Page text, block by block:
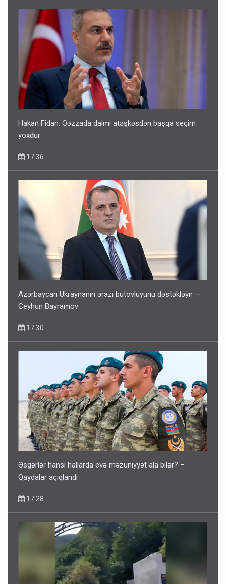
Hakan Fidan: Qəzzada daimi atəşkəsdən başqa seçim
yoxdur
17:36
Azərbaycan Ukraynanın ərazi bütövlüyünü dəstəkləyir —
Ceyhun Bayramov
17:30
Əsgərlər hansı hallarda evə məzuniyyət ala bilər? –
Qaydalar açıqlandı
17:28